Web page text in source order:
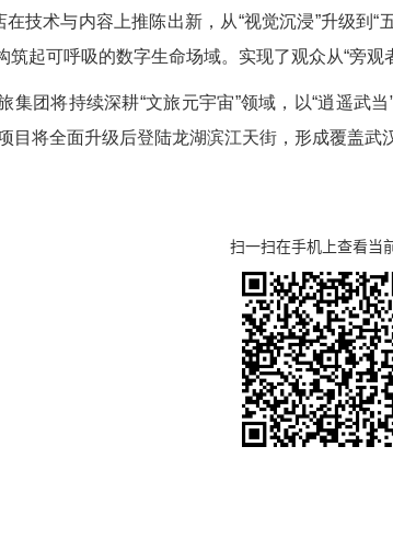
在技术与内容上推陈出新，从“视觉沉浸”升级到
起可呼吸的数字生命场域。实现了观众从“旁观
集团将持续深耕“文旅元宇宙”领域，以“逍遥武
目将全面升级后登陆龙湖滨江天街，形成覆盖武
扫一扫在手机上查看当